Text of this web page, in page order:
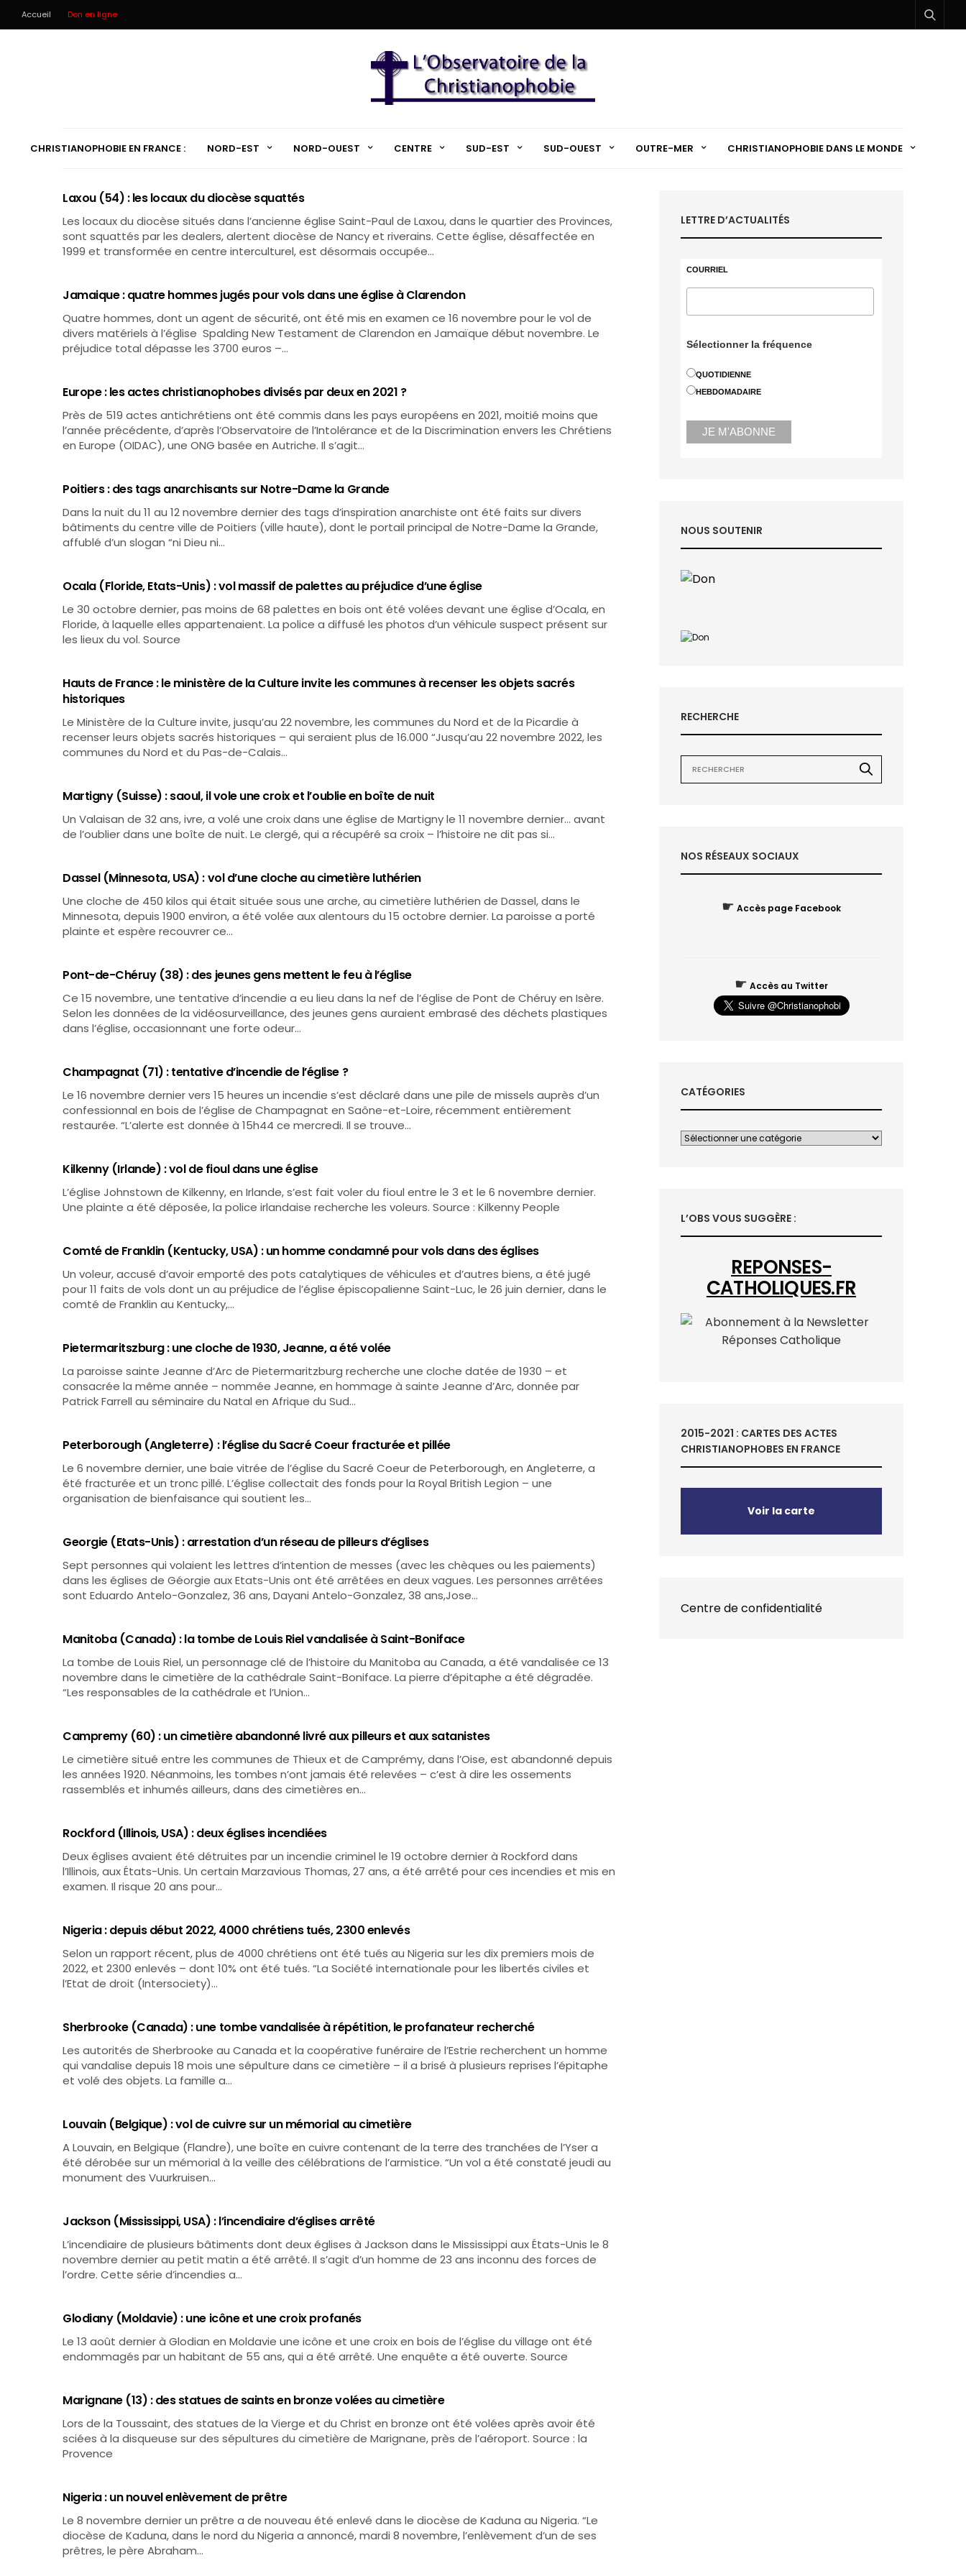
Accueil Don en ligne
CHRISTIANOPHOBIE EN FRANCE : NORD-EST NORD-OUEST CENTRE SUD-EST SUD-OUEST OUTRE-MER CHRISTIANOPHOBIE DANS LE MONDE
Laxou (54) : les locaux du diocèse squattés
Les locaux du diocèse situés dans l’ancienne église Saint-Paul de Laxou, dans le quartier des Provinces,
sont squattés par les dealers, alertent diocèse de Nancy et riverains. Cette église, désaffectée en
1999 et transformée en centre interculturel, est désormais occupée…
Jamaique : quatre hommes jugés pour vols dans une église à Clarendon
Quatre hommes, dont un agent de sécurité, ont été mis en examen ce 16 novembre pour le vol de
divers matériels à l’église Spalding New Testament de Clarendon en Jamaïque début novembre. Le
préjudice total dépasse les 3700 euros –…
Europe : les actes christianophobes divisés par deux en 2021 ?
Près de 519 actes antichrétiens ont été commis dans les pays européens en 2021, moitié moins que
l’année précédente, d’après l’Observatoire de l’Intolérance et de la Discrimination envers les Chrétiens
en Europe (OIDAC), une ONG basée en Autriche. Il s’agit…
Poitiers : des tags anarchisants sur Notre-Dame la Grande
Dans la nuit du 11 au 12 novembre dernier des tags d’inspiration anarchiste ont été faits sur divers
bâtiments du centre ville de Poitiers (ville haute), dont le portail principal de Notre-Dame la Grande,
affublé d’un slogan “ni Dieu ni…
Ocala (Floride, Etats-Unis) : vol massif de palettes au préjudice d’une église
Le 30 octobre dernier, pas moins de 68 palettes en bois ont été volées devant une église d’Ocala, en
Floride, à laquelle elles appartenaient. La police a diffusé les photos d’un véhicule suspect présent sur
les lieux du vol. Source
Hauts de France : le ministère de la Culture invite les communes à recenser les objets sacrés
historiques
Le Ministère de la Culture invite, jusqu’au 22 novembre, les communes du Nord et de la Picardie à
recenser leurs objets sacrés historiques – qui seraient plus de 16.000 “Jusqu’au 22 novembre 2022, les
communes du Nord et du Pas-de-Calais…
Martigny (Suisse) : saoul, il vole une croix et l’oublie en boîte de nuit
Un Valaisan de 32 ans, ivre, a volé une croix dans une église de Martigny le 11 novembre dernier… avant
de l’oublier dans une boîte de nuit. Le clergé, qui a récupéré sa croix – l’histoire ne dit pas si…
Dassel (Minnesota, USA) : vol d’une cloche au cimetière luthérien
Une cloche de 450 kilos qui était située sous une arche, au cimetière luthérien de Dassel, dans le
Minnesota, depuis 1900 environ, a été volée aux alentours du 15 octobre dernier. La paroisse a porté
plainte et espère recouvrer ce…
Pont-de-Chéruy (38) : des jeunes gens mettent le feu à l’église
Ce 15 novembre, une tentative d’incendie a eu lieu dans la nef de l’église de Pont de Chéruy en Isère.
Selon les données de la vidéosurveillance, des jeunes gens auraient embrasé des déchets plastiques
dans l’église, occasionnant une forte odeur…
Champagnat (71) : tentative d’incendie de l’église ?
Le 16 novembre dernier vers 15 heures un incendie s’est déclaré dans une pile de missels auprès d’un
confessionnal en bois de l’église de Champagnat en Saône-et-Loire, récemment entièrement
restaurée. “L’alerte est donnée à 15h44 ce mercredi. Il se trouve…
Kilkenny (Irlande) : vol de fioul dans une église
L’église Johnstown de Kilkenny, en Irlande, s’est fait voler du fioul entre le 3 et le 6 novembre dernier.
Une plainte a été déposée, la police irlandaise recherche les voleurs. Source : Kilkenny People
Comté de Franklin (Kentucky, USA) : un homme condamné pour vols dans des églises
Un voleur, accusé d’avoir emporté des pots catalytiques de véhicules et d’autres biens, a été jugé
pour 11 faits de vols dont un au préjudice de l’église épiscopalienne Saint-Luc, le 26 juin dernier, dans le
comté de Franklin au Kentucky,…
Pietermaritszburg : une cloche de 1930, Jeanne, a été volée
La paroisse sainte Jeanne d’Arc de Pietermaritzburg recherche une cloche datée de 1930 – et
consacrée la même année – nommée Jeanne, en hommage à sainte Jeanne d’Arc, donnée par
Patrick Farrell au séminaire du Natal en Afrique du Sud…
Peterborough (Angleterre) : l’église du Sacré Coeur fracturée et pillée
Le 6 novembre dernier, une baie vitrée de l’église du Sacré Coeur de Peterborough, en Angleterre, a
été fracturée et un tronc pillé. L’église collectait des fonds pour la Royal British Legion – une
organisation de bienfaisance qui soutient les…
Georgie (Etats-Unis) : arrestation d’un réseau de pilleurs d’églises
Sept personnes qui volaient les lettres d’intention de messes (avec les chèques ou les paiements)
dans les églises de Géorgie aux Etats-Unis ont été arrêtées en deux vagues. Les personnes arrêtées
sont Eduardo Antelo-Gonzalez, 36 ans, Dayani Antelo-Gonzalez, 38 ans,Jose…
Manitoba (Canada) : la tombe de Louis Riel vandalisée à Saint-Boniface
La tombe de Louis Riel, un personnage clé de l’histoire du Manitoba au Canada, a été vandalisée ce 13
novembre dans le cimetière de la cathédrale Saint-Boniface. La pierre d’épitaphe a été dégradée.
“Les responsables de la cathédrale et l’Union…
Campremy (60) : un cimetière abandonné livré aux pilleurs et aux satanistes
Le cimetière situé entre les communes de Thieux et de Camprémy, dans l’Oise, est abandonné depuis
les années 1920. Néanmoins, les tombes n’ont jamais été relevées – c’est à dire les ossements
rassemblés et inhumés ailleurs, dans des cimetières en…
Rockford (Illinois, USA) : deux églises incendiées
Deux églises avaient été détruites par un incendie criminel le 19 octobre dernier à Rockford dans
l’Illinois, aux États-Unis. Un certain Marzavious Thomas, 27 ans, a été arrêté pour ces incendies et mis en
examen. Il risque 20 ans pour…
Nigeria : depuis début 2022, 4000 chrétiens tués, 2300 enlevés
Selon un rapport récent, plus de 4000 chrétiens ont été tués au Nigeria sur les dix premiers mois de
2022, et 2300 enlevés – dont 10% ont été tués. “La Société internationale pour les libertés civiles et
l’Etat de droit (Intersociety)…
Sherbrooke (Canada) : une tombe vandalisée à répétition, le profanateur recherché
Les autorités de Sherbrooke au Canada et la coopérative funéraire de l’Estrie recherchent un homme
qui vandalise depuis 18 mois une sépulture dans ce cimetière – il a brisé à plusieurs reprises l’épitaphe
et volé des objets. La famille a…
Louvain (Belgique) : vol de cuivre sur un mémorial au cimetière
A Louvain, en Belgique (Flandre), une boîte en cuivre contenant de la terre des tranchées de l’Yser a
été dérobée sur un mémorial à la veille des célébrations de l’armistice. “Un vol a été constaté jeudi au
monument des Vuurkruisen…
Jackson (Mississippi, USA) : l’incendiaire d’églises arrêté
L’incendiaire de plusieurs bâtiments dont deux églises à Jackson dans le Mississippi aux États-Unis le 8
novembre dernier au petit matin a été arrêté. Il s’agit d’un homme de 23 ans inconnu des forces de
l’ordre. Cette série d’incendies a…
Glodiany (Moldavie) : une icône et une croix profanés
Le 13 août dernier à Glodian en Moldavie une icône et une croix en bois de l’église du village ont été
endommagés par un habitant de 55 ans, qui a été arrêté. Une enquête a été ouverte. Source
Marignane (13) : des statues de saints en bronze volées au cimetière
Lors de la Toussaint, des statues de la Vierge et du Christ en bronze ont été volées après avoir été
sciées à la disqueuse sur des sépultures du cimetière de Marignane, près de l’aéroport. Source : la
Provence
Nigeria : un nouvel enlèvement de prêtre
Le 8 novembre dernier un prêtre a de nouveau été enlevé dans le diocèse de Kaduna au Nigeria. “Le
diocèse de Kaduna, dans le nord du Nigeria a annoncé, mardi 8 novembre, l’enlèvement d’un de ses
prêtres, le père Abraham…
LETTRE D’ACTUALITÉS
COURRIEL
Sélectionner la fréquence
QUOTIDIENNE
HEBDOMADAIRE
NOUS SOUTENIR
RECHERCHE
NOS RÉSEAUX SOCIAUX
☛ Accès page Facebook
☛ Accès au Twitter
CATÉGORIES
L’OBS VOUS SUGGÈRE :
REPONSES-
CATHOLIQUES.FR
2015-2021 : CARTES DES ACTES
CHRISTIANOPHOBES EN FRANCE
Voir la carte
Centre de confidentialité